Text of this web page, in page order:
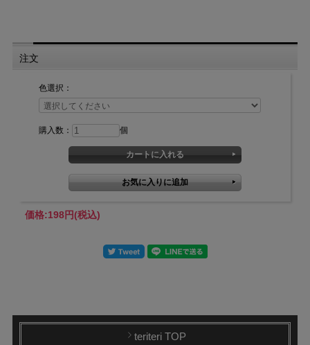
注文
色選択：
購入数： 個
価格:198円(税込)
teriteri TOP